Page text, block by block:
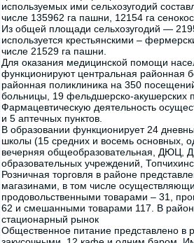
используемых ими сельхозугодий
числе 135962 га пашни, 12154 га
Из общей площади сельхозугодий —
используется крестьянскими –
числе 21529 га пашни.
Для оказания медицинской помощи
функционируют центральная районная
районная поликлиника на 350
больницы, 19 фельдшерско-акушерских
Фармацевтическую деятельность
и 5 аптечных пунктов.
В образовании функционирует 24
школы (15 средних и восемь основных,
вечерняя общеобразовательная, ДЮЦ,
образовательных учреждений,
Розничная торговля в районе
магазинами, в том числе
продовольственными товарами – 31,
62 и смешанными товарами 117. В
стационарный рынок
Общественное питание представлено в